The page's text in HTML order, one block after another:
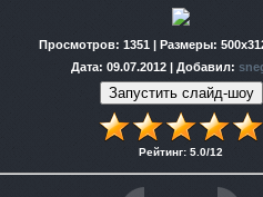
Просмотров: 1351 | Размеры:
Дата: 09.07.2012 | Добавил:
Рейтинг: 5.0/12